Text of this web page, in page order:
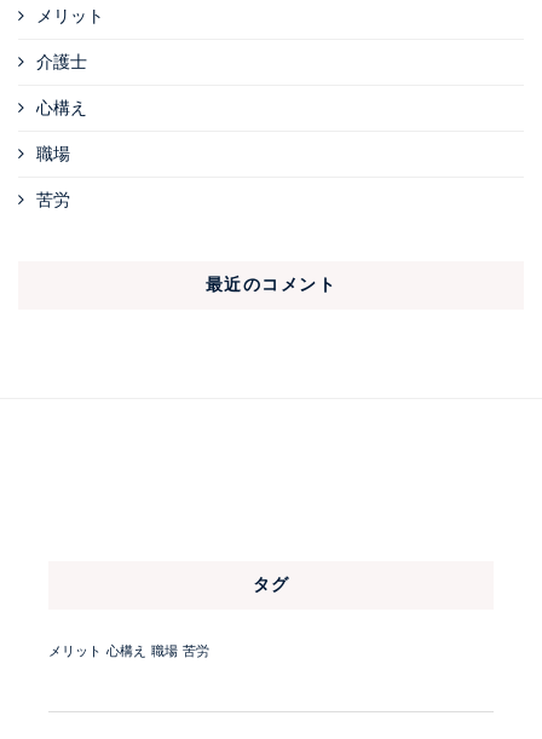
メリット
介護士
心構え
職場
苦労
最近のコメント
タグ
メリット 心構え 職場 苦労